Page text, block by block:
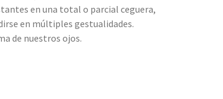
en una total o parcial ceguera,
en múltiples gestualidades.
de nuestros ojos.